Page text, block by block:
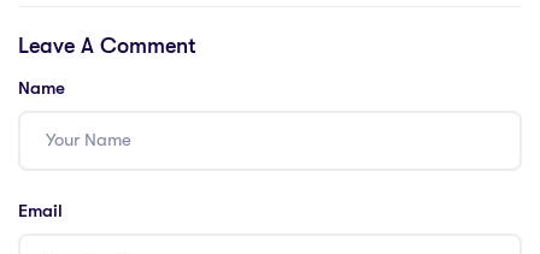
de votre équipe
Leave A Comment
Name
Email